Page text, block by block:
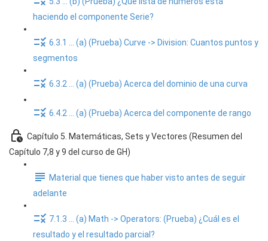
haciendo el componente Serie?
6.3.1 ... (a) (Prueba) Curve -> Division: Cuantos puntos y
segmentos
6.3.2 ... (a) (Prueba) Acerca del dominio de una curva
6.4.2 ... (a) (Prueba) Acerca del componente de rango
Capítulo 5. Matemáticas, Sets y Vectores (Resumen del
Capítulo 7,8 y 9 del curso de GH)
Material que tienes que haber visto antes de seguir
adelante
7.1.3 ... (a) Math -> Operators: (Prueba) ¿Cuál es el
resultado y el resultado parcial?